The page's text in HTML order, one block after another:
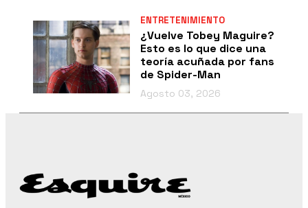
ENTRETENIMIENTO
¿Vuelve Tobey Maguire?
Esto es lo que dice una
teoría acuñada por fans
de Spider-Man
Agosto 03, 2026